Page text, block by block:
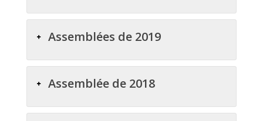
Assemblées de 2019
Assemblée de 2018